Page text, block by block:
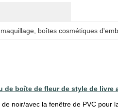
, boîtes cosmétiques
de boîte de fleur de style de livre
noir/avec la fenêtre de PVC pour